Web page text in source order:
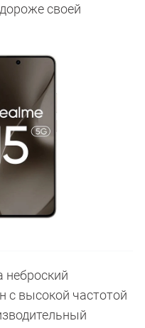
своей
неброский
с высокой частотой